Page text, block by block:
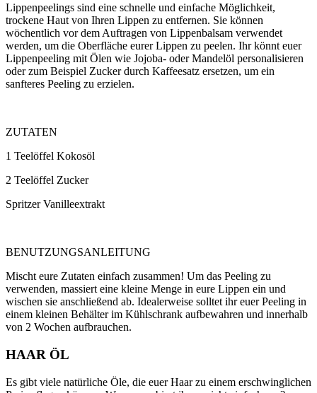
Lippenpeelings sind eine schnelle und einfache Möglichkeit,
trockene Haut von Ihren Lippen zu entfernen. Sie können
wöchentlich vor dem Auftragen von Lippenbalsam verwendet
werden, um die Oberfläche eurer Lippen zu peelen. Ihr könnt euer
Lippenpeeling mit Ölen wie Jojoba- oder Mandelöl personalisieren
oder zum Beispiel Zucker durch Kaffeesatz ersetzen, um ein
sanfteres Peeling zu erzielen.
ZUTATEN
1 Teelöffel Kokosöl
2 Teelöffel Zucker
Spritzer Vanilleextrakt
BENUTZUNGSANLEITUNG
Mischt eure Zutaten einfach zusammen! Um das Peeling zu
verwenden, massiert eine kleine Menge in eure Lippen ein und
wischen sie anschließend ab. Idealerweise solltet ihr euer Peeling in
einem kleinen Behälter im Kühlschrank aufbewahren und innerhalb
von 2 Wochen aufbrauchen.
HAAR ÖL
Es gibt viele natürliche Öle, die euer Haar zu einem erschwinglichen